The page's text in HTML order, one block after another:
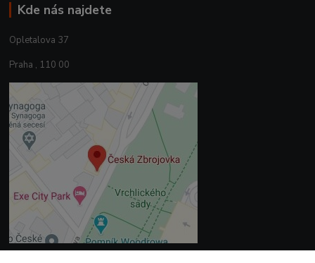
Kde nás najdete
Opletalova 37
Praha , 110 00